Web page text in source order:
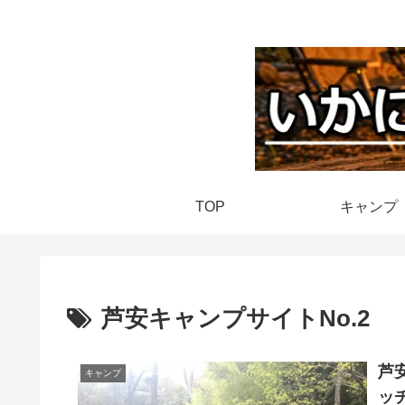
TOP キャンプ
芦安キャンプサイトNo.2
キャンプ
芦
ッ